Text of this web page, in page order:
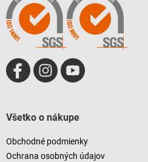
Všetko o nákupe
Obchodné podmienky
Ochrana osobných údajov